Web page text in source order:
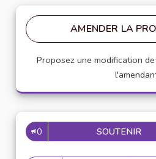
AMENDER LA
Proposez une modification
0 SOUTENIR